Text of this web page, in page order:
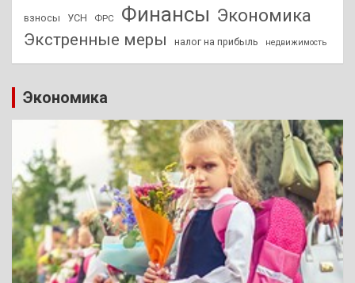
взносы УСН ФРС Финансы Экономика
Экстренные меры налог на прибыль недвижимость
Экономика